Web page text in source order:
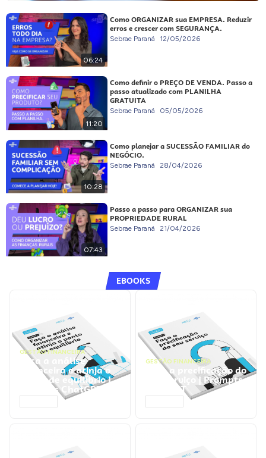
06:24
Como ORGANIZAR sua EMPRESA. Reduzir
erros e crescer com SEGURANÇA.
Sebrae Paraná 12/05/2026
11:20
Como definir o PREÇO DE VENDA. Passo a
passo atualizado com PLANILHA
GRATUITA
Sebrae Paraná 05/05/2026
10:28
Como planejar a SUCESSÃO FAMILIAR do
NEGÓCIO.
Sebrae Paraná 28/04/2026
07:43
Passo a passo para ORGANIZAR sua
PROPRIEDADE RURAL
Sebrae Paraná 21/04/2026
EBOOKS
GESTÃO FINANCEIRA
Faça a análise
financeira e atinja o
ponto de equilíbrio |
Prompts ChatGPT
GESTÃO FINANCEIRA
Faça a precificação do
seu serviço | Prompts
ChatGPT